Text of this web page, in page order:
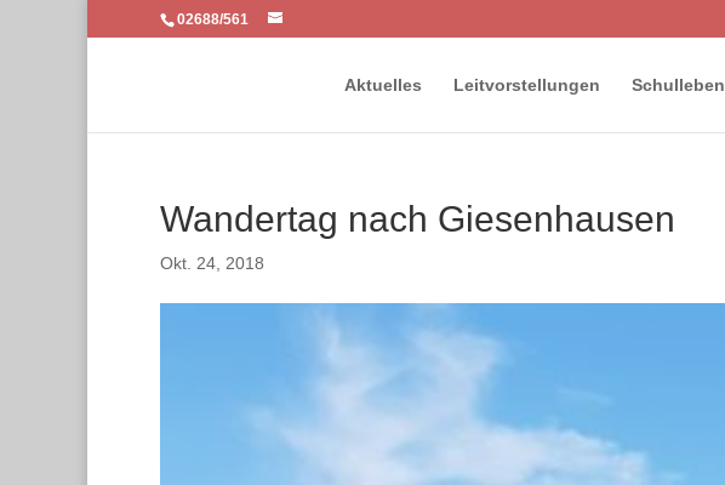
02688/561
Aktuelles Leitvorstellungen Schulleben
Wandertag nach Giesenhausen
Okt. 24, 2018